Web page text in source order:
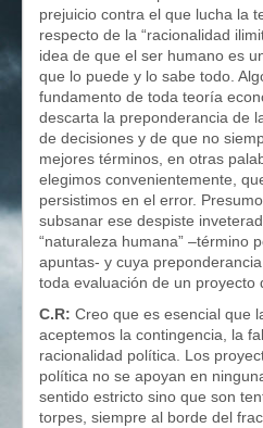
prejuicio contra el que lucha la
respecto de la “racionalidad
idea de que el ser humano es
que lo puede y lo sabe todo.
fundamento de toda teoría
descarta la preponderancia de
de decisiones y de que no
mejores términos, en otras
elegimos convenientemente,
persistimos en el error.
subsanar ese despiste
“naturaleza humana” –término
apuntas- y cuya
toda evaluación de un
C.R: Creo que es esencial que
aceptemos la contingencia, la
racionalidad política. Los
política no se apoyan en
sentido estricto sino que son
torpes, siempre al borde del